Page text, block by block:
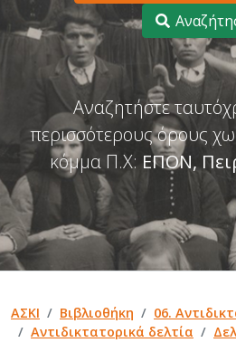
Αναζητήστε
περισσότερους όρους
κόμμα Π.Χ: ΕΠΟΝ,
ΑΣΚΙ Βιβλιοθήκη
06.
Αντιδικτατορικά δελτία